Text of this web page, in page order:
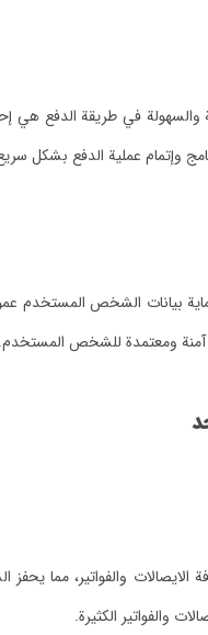
في طريقة الدفع هي
وإتمام عملية الدفع بشكل
الشخص المستخدم عموماً
آمنة ومعتمدة للشخص المستخدم.
الايصالات والفواتير،
والفواتير الكثيرة.